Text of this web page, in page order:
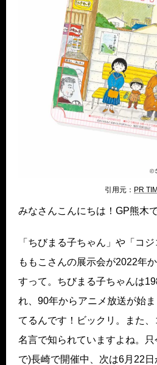
引用元： PR
みなさんこんにちは！GP熊木で
「ちびまる子ちゃん」や「コ
ももこさんの展示会が2022年
すって。ちびまる子ちゃんは
れ、90年からアニメ放送が始
てるんです！ビックリ。また
名言で知られていますよね。
で)長崎で開催中、次は6月22